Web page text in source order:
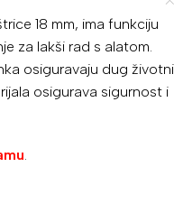
18 mm, ima funkciju
za lakši rad s alatom.
osiguravaju dug životni
osigurava sigurnost i
.